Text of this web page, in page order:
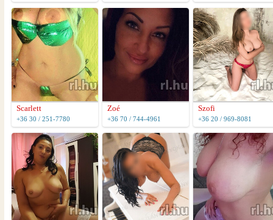
Scarlett
+36 30 / 251-7780
Zoé
+36 70 / 744-4961
Szofi
+36 20 / 969-8081